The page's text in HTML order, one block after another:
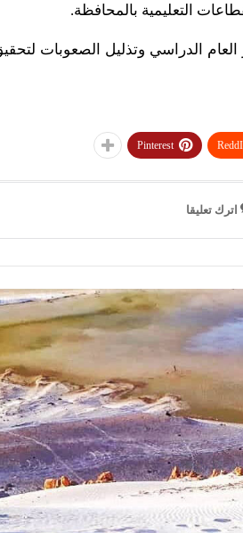
التعليمية بالمحافظة.
الدراسي وتذليل الصعوبات لتحقيق
Pinterest
اترك تعليقا